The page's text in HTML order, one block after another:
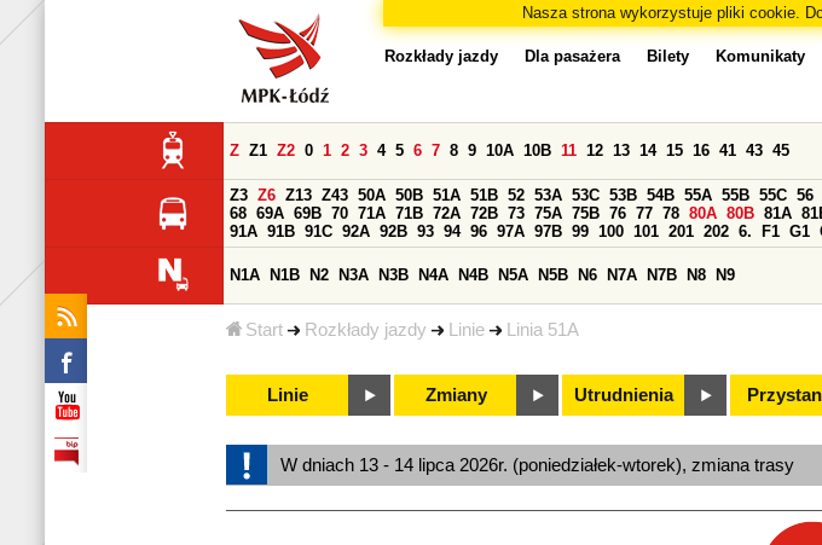
Nasza strona wykorzystuje pliki cookie.
Start Rozkłady jazdy Linie Linia 51A
Rozkłady jazdy Dla pasażera Bilety Komunikaty
Z Z1 Z2 0 1 2 3 4 5 6 7 8 9 10A 10B 11 12 13 14 15 16 41 43 45
Z3 Z6 Z13 Z43 50A 50B 51A 51B 52 53A 53C 53B 54B 55A 55B 55C 56
68 69A 69B 70 71A 71B 72A 72B 73 75A 75B 76 77 78 80A 80B 81A
91A 91B 91C 92A 92B 93 94 96 97A 97B 99 100 101 201 202 6. F1 G1
N1A N1B N2 N3A N3B N4A N4B N5A N5B N6 N7A N7B N8 N9
Linie Zmiany Utrudnienia
W dniach 13 - 14 lipca 2026r. (poniedziałek-wtorek), zmiana trasy